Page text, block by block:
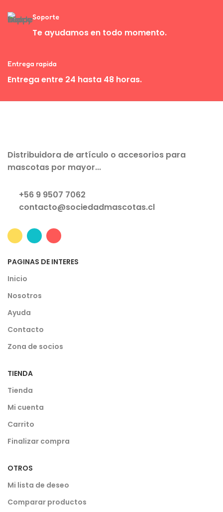
Soporte
Te ayudamos en todo momento.
Entrega rapida
Entrega entre 24 hasta 48 horas.
Distribuidora de artículo o accesorios para
mascotas por mayor...
+56 9 9507 7062
contacto@sociedadmascotas.cl
PAGINAS DE INTERES
Inicio
Nosotros
Ayuda
Contacto
Zona de socios
TIENDA
Tienda
Mi cuenta
Carrito
Finalizar compra
OTROS
Mi lista de deseo
Comparar productos